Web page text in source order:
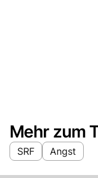
Mehr zum
SRF Angst